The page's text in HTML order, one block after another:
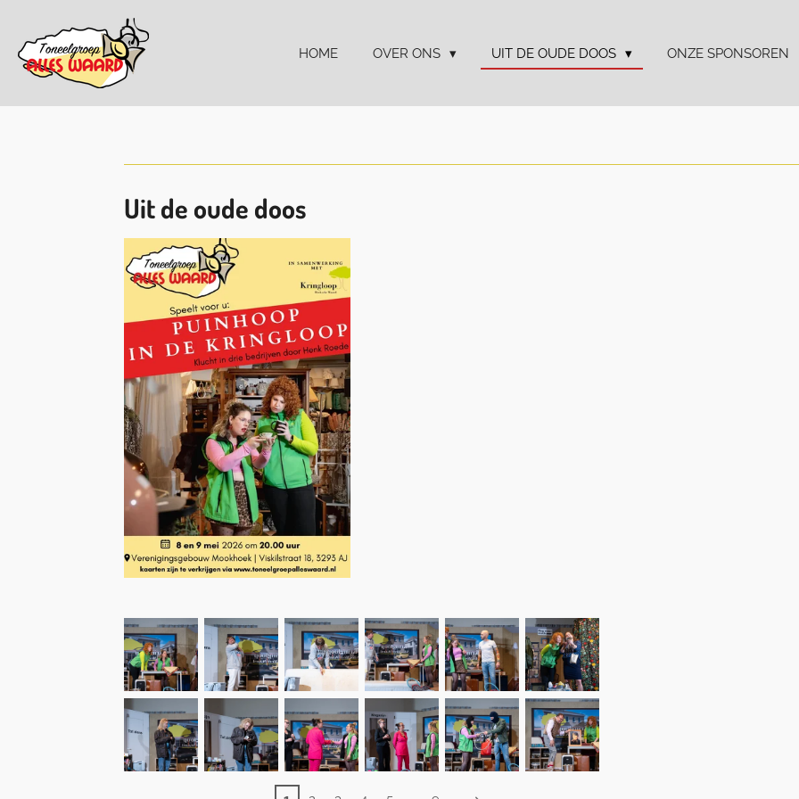
direct
naar
HOME OVER ONS UIT DE OUDE DOOS ONZE SPONSOREN
Uit de oude doos